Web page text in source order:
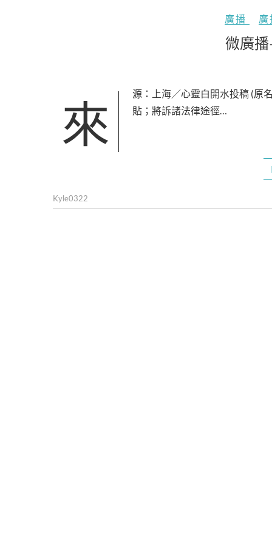
廣播 廣
微廣
來源：上海／心靈白開水投稿 (原名慧可見) ★本內容版權所有。 對於任意翻印、剽竊、抄襲、轉 貼；將訴諸法律途徑…
Kyle0322